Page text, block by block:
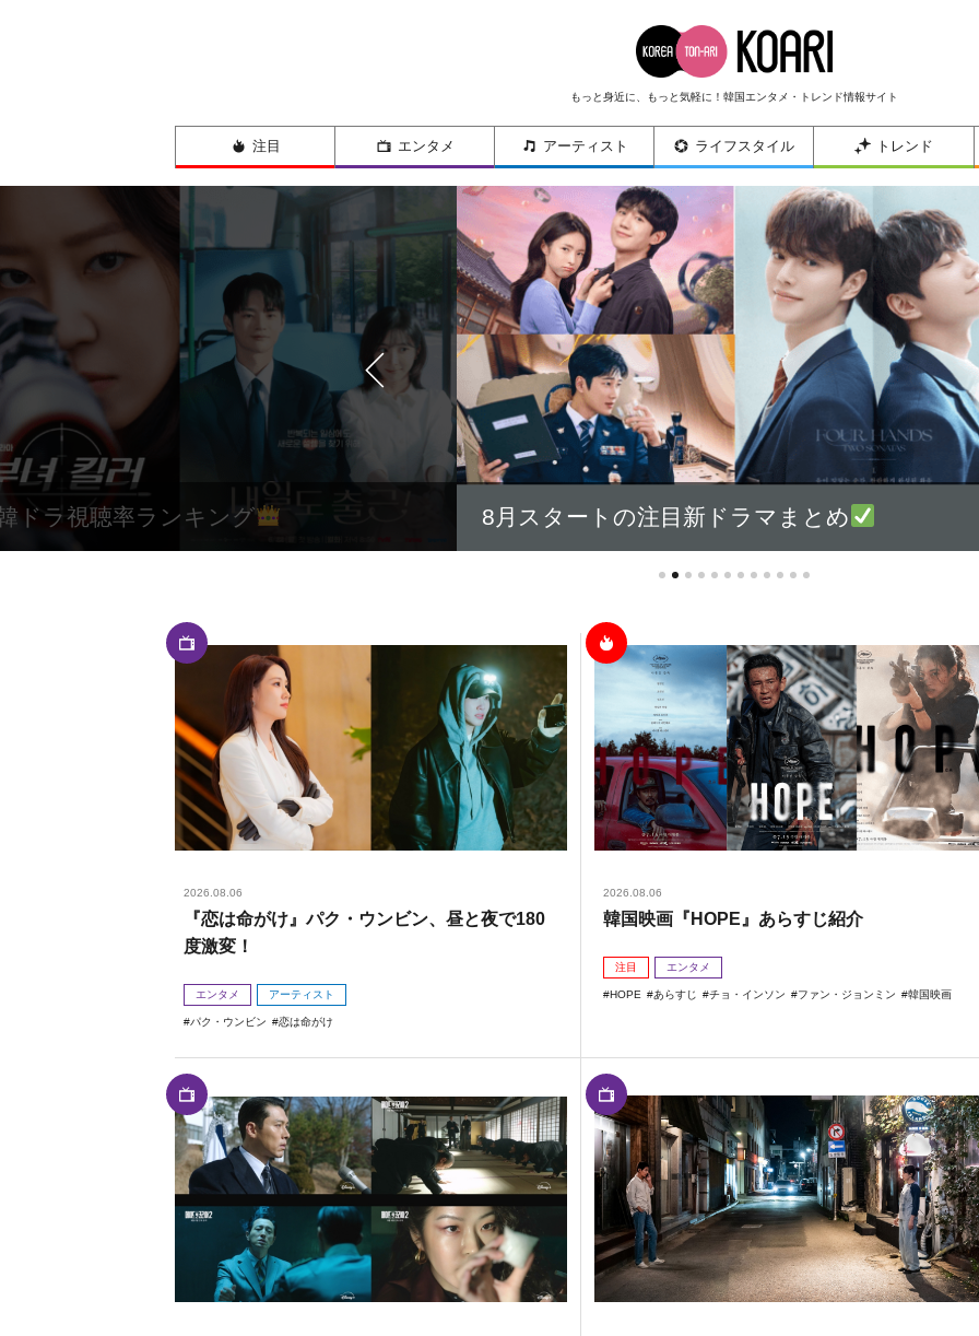
もっと身近に、もっと気軽に！韓国エンタメ・トレンド情報サイト
注目 エンタメ アーティスト ライフスタイル トレンド
ドラ視聴率ランキング 8月スタートの注目新ドラマまとめ
2026.08.06
『恋は命がけ』パク・ウンビン、昼と夜で180
度激変！
エンタメ アーティスト
パク・ウンビン 恋は命がけ
2026.08.06
韓国映画『HOPE』あらすじ紹介
注目 エンタメ
HOPE あらすじ チョ・インソン ファン・ジョンミン 韓国映画